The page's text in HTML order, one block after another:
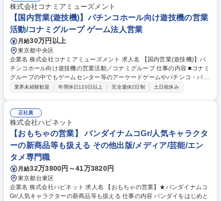
ニーズを聞き取り、当社の強みと掛け合わせることで、新商品開発につな
げていただきます。取引きは近年増加傾向で、2022年には新工場も稼働
しました。 募集職種 ★在宅勤務【東京/ルート営業】新潟コシヒカリのパ
ックご飯販売/基本直行直帰
株式会社コナミアミューズメント
【国内営業(遊技機)】パチンコホール向け遊技機の営業
活動/コナミグループ ゲーム法人営業
月給30万円以上
東京都中央区
企業名 株式会社コナミアミューズメント 求人名 【国内営業(遊技機)】パ
チンコホール向け遊技機の営業活動／コナミグループ 仕事の内容 ■コナミ
グループの中でもゲームセンター等のアーケードゲームやパチンコ・パチ
スロの製作開発を行う当社にて、パチンコホール向け遊技機の営業活動を
ル】 1日多くて4～5件程度の訪問。飛び込みはなく、主に営業先のホー
ル、本部が商談相手。他社含めて20タイトル程度/月に新商品がリリース
されるので、その集客状況なども踏まえて、自社製品を提案して頂きま
す。 残業は平均20時間/月ほどです。 募集職種 【国内営業(遊技機)】パチ
ンコホール向け遊技機の営業活動／コナミグループ
業界未経験歓迎 年間休日120日以上 完全週休2日制 土日祝休み
正社員
株式会社ハピネット
【おもちゃの営業】 バンダイナムコGr/人気キャラクタ
ーの新商品等も扱える その他出版/メディア/芸能/エン
タメ専門職
月給32万3800円～41万3820円
東京都台東区
企業名 株式会社ハピネット 求人名 【おもちゃの営業】★バンダイナムコ
Gr/人気キャラクターの新商品等も扱える 仕事の内容 バンダイをはじめと